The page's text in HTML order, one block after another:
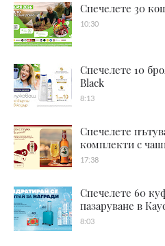
Спечелете 30
10:30
Спечелете 10
Black
8:13
Спечелете
комплекти с
17:38
Спечелете 60
пазаруване в
8:03